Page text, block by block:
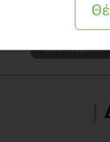
Osterballe M,
prevalence of
Wood RA.
ΔΥΣΑΝΕΞΙΑ